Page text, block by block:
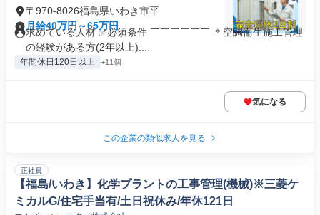
〒970-8026福島県いわき市平
月給40万円～65万円
求めている人材 ✅必須条件 ￣￣￣￣￣￣ ＊空調衛生施工管理
の経験がある方(2年以上)...
年間休日120日以上 +11個
気になる
この企業の類似求人を見る
正社員
【福島/いわき】化学プラントの工事管理(機械)※三菱ケ
ミカルG/住宅手当有/土日祝休み/年休121日